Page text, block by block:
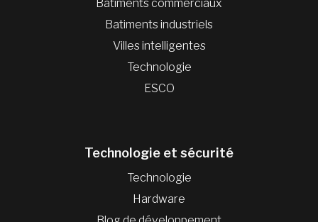
Bâtiments commerciaux
Batiments industriels
Villes intelligentes
Technologie
ESCO
Technologie et sécurité
Technologie
Hardware